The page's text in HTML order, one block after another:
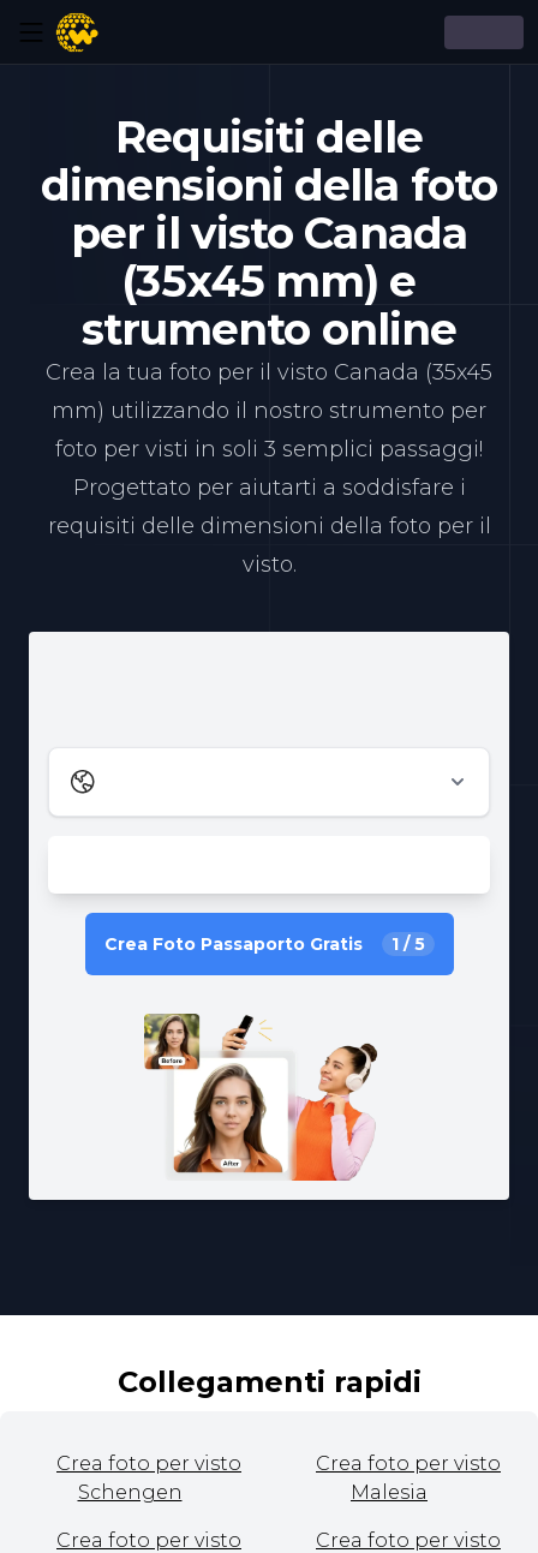
Requisiti delle
dimensioni della foto
per il visto Canada
(35x45 mm) e
strumento online
Crea la tua foto per il visto Canada (35x45
mm) utilizzando il nostro strumento per
foto per visti in soli 3 semplici passaggi!
Progettato per aiutarti a soddisfare i
requisiti delle dimensioni della foto per il
visto.
Crea Foto Passaporto Gratis 1 / 5
Collegamenti rapidi
Crea foto per visto
Schengen
Crea foto per visto
Malesia
Crea foto per visto
Crea foto per visto